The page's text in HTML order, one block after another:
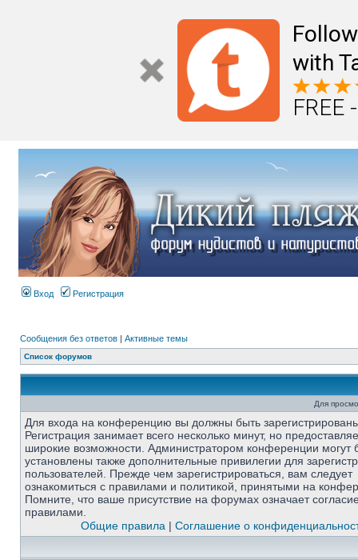
with
FREE
Вход Регистрация
Сообщения без ответов | Активные темы
Список форумов
Для
Для входа на конференцию вы должны быть
Регистрация занимает всего несколько минут, но
широкие возможности. Администратором конференции могут
установлены также дополнительные привилегии для
пользователей. Прежде чем зарегистрироваться, вам следует
ознакомиться с правилами и политикой, принятыми на
Помните, что ваше присутствие на форумах означает
правилами.
Общие правила | Соглашение о